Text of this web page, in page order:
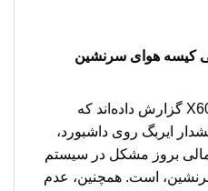
کیسه هوای سرنشین
بسیاری از دارندگان لیفان X60 گزارش داده‌اند که
ایربگ روی داشبورد،
بروز مشکل در سیستم
است. همچنین، عدم